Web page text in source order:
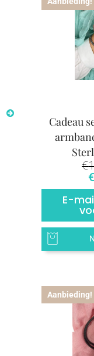
Cadeau
€
€
E-
Aanbieding!